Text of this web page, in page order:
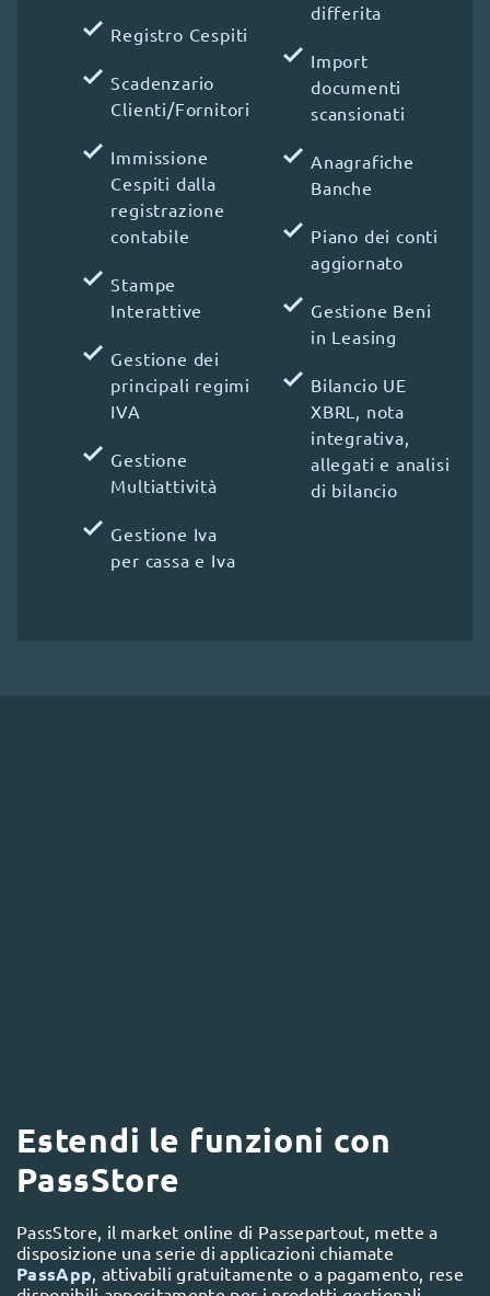
Registro Cespiti
Scadenzario
Clienti/Fornitori
Immissione
Cespiti dalla
registrazione
contabile
Stampe
Interattive
Gestione dei
principali regimi
IVA
Gestione
Multiattività
Gestione Iva
per cassa e Iva
differita
Import
documenti
scansionati
Anagrafiche
Banche
Piano dei conti
aggiornato
Gestione Beni
in Leasing
Bilancio UE
XBRL, nota
integrativa,
allegati e analisi
di bilancio
Estendi le funzioni con
PassStore
PassStore, il market online di Passepartout, mette a
disposizione una serie di applicazioni chiamate
PassApp , attivabili gratuitamente o a pagamento, rese